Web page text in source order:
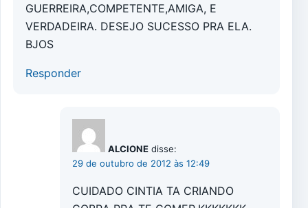
GUERREIRA,COMPETENTE,AMIGA, E
VERDADEIRA. DESEJO SUCESSO PRA ELA.
BJOS
Responder
ALCIONE disse:
29 de outubro de 2012 às 12:49
CUIDADO CINTIA TA CRIANDO